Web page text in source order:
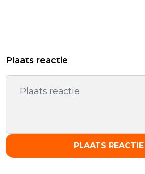
Plaats reactie
PLAATS REACTIE